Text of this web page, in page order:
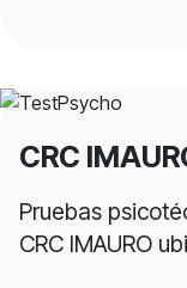
CRC
Pruebas
CRC IMAURO